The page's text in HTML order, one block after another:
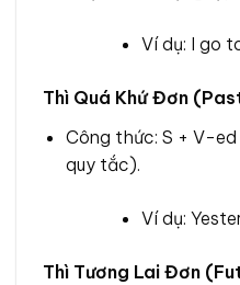
Ví dụ: I go
Thì Quá Khứ Đơn
Công thức: S + V-
quy tắc).
Ví dụ:
Thì Tương Lai Đơn